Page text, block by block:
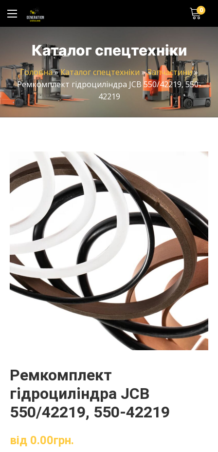
0
Каталог спецтехніки
Головна»Каталог спецтехніки »Запчастини»
Ремкомплект гідроциліндра JCB 550/42219, 550-
42219
Ремкомплект
гідроциліндра JCB
550/42219, 550-42219
від 0.00грн.